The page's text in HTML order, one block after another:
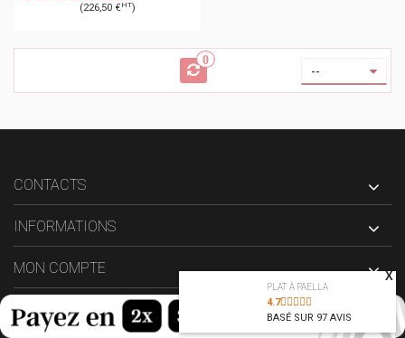
(226,50 €HT)
0
--
CONTACTS
INFORMATIONS
MON COMPTE
PLAT À PAELLA
4.7
BASÉ SUR 97AVIS
X